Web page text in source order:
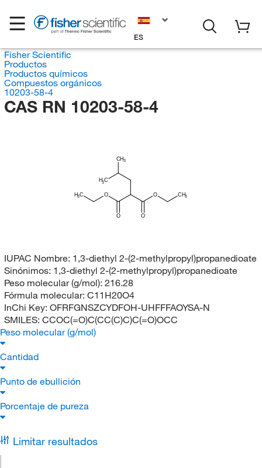
ES
Fisher Scientific
Productos
Productos químicos
Compuestos orgánicos
10203-58-4
CAS RN 10203-58-4
H3C O
O
H3C
CH3
O
O CH3
IUPAC Nombre: 1,3-diethyl 2-(2-methylpropyl)propanedioate
Sinónimos: 1,3-diethyl 2-(2-methylpropyl)propanedioate
Peso molecular (g/mol): 216.28
Fórmula molecular: C11H20O4
InChi Key: OFRFGNSZCYDFOH-UHFFFAOYSA-N
SMILES: CCOC(=O)C(CC(C)C)C(=O)OCC
Peso molecular (g/mol)
Cantidad
Punto de ebullición
Porcentaje de pureza
Limitar resultados